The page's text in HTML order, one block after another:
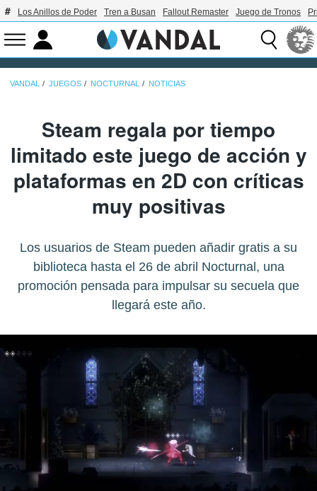
Los Anillos de Poder Tren a Busan Fallout Remaster Juego de Tronos
VANDAL JUEGOS NOCTURNAL NOTICIAS
Steam regala por tiempo
limitado este juego de acción y
plataformas en 2D con críticas
muy positivas
Los usuarios de Steam pueden añadir gratis a su
biblioteca hasta el 26 de abril Nocturnal, una
promoción pensada para impulsar su secuela que
llegará este año.